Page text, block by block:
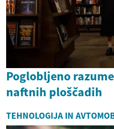
Poglobljeno
naftnih ploščadih
TEHNOLOGIJA IN